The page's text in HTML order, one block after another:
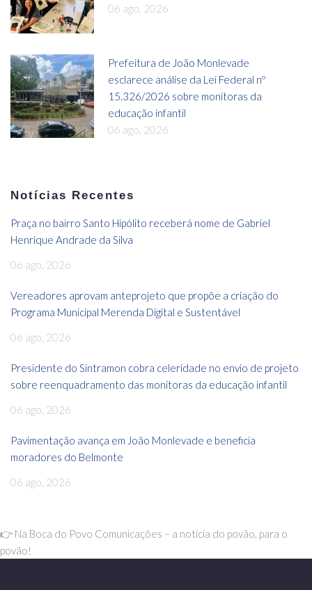
06 ago, 2026
Prefeitura de João Monlevade
esclarece análise da Lei Federal nº
15.326/2026 sobre monitoras da
educação infantil
06 ago, 2026
Notícias Recentes
Praça no bairro Santo Hipólito receberá nome de Gabriel
Henrique Andrade da Silva
06 ago, 2026
Vereadores aprovam anteprojeto que propõe a criação do
Programa Municipal Merenda Digital e Sustentável
06 ago, 2026
Presidente do Sintramon cobra celeridade no envio de projeto
sobre reenquadramento das monitoras da educação infantil
06 ago, 2026
Pavimentação avança em João Monlevade e beneficia
moradores do Belmonte
06 ago, 2026
👉 Na Boca do Povo Comunicações – a notícia do povão, para o
povão!